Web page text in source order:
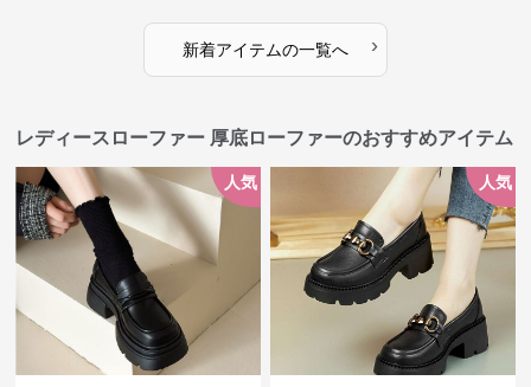
新着アイテムの一覧へ ›
レディースローファー 厚底ローファーのおすすめアイテム
人気 人気